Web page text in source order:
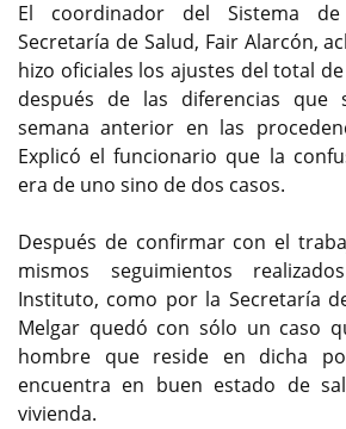
El coordinador del Sistema
Secretaría de Salud, Fair Alarcón,
hizo oficiales los ajustes del total
después de las diferencias que
semana anterior en las
Explicó el funcionario que la
era de uno sino de dos casos.
Después de confirmar con el
mismos seguimientos
Instituto, como por la Secretaría
Melgar quedó con sólo un caso
hombre que reside en dicha
encuentra en buen estado de
vivienda.